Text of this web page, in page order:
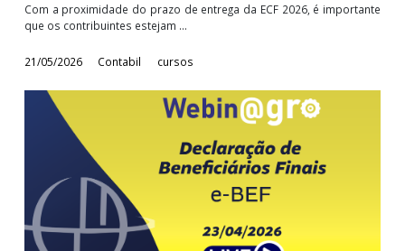
Webinagro: Novidades da ECF para 2026!
Com a proximidade do prazo de entrega da ECF 2026, é
que os contribuintes estejam ...